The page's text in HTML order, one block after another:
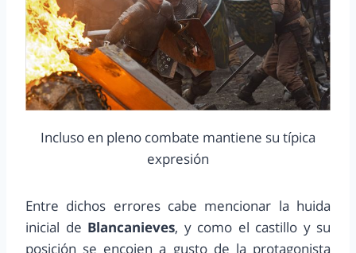
Incluso en pleno combate mantiene su típica
expresión
Entre dichos errores cabe mencionar la huida
inicial de Blancanieves, y como el castillo y su
posición se encojen a gusto de la protagonista